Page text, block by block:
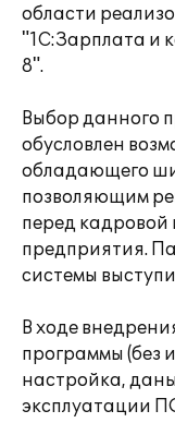
области
"1С:Зарплата и
8".
Выбор данного
обусловлен
обладающего
позволяющим
перед кадровой
предприятия.
системы
В ходе
программы (без
настройка,
эксплуатации